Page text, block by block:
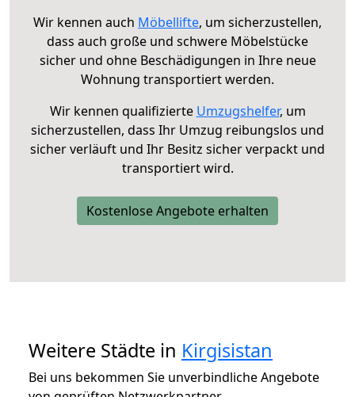
Wir kennen auch Möbellifte, um sicherzustellen,
dass auch große und schwere Möbelstücke
sicher und ohne Beschädigungen in Ihre neue
Wohnung transportiert werden.
Wir kennen qualifizierte Umzugshelfer, um
sicherzustellen, dass Ihr Umzug reibungslos und
sicher verläuft und Ihr Besitz sicher verpackt und
transportiert wird.
Kostenlose Angebote erhalten
Weitere Städte in Kirgisistan
Bei uns bekommen Sie unverbindliche Angebote